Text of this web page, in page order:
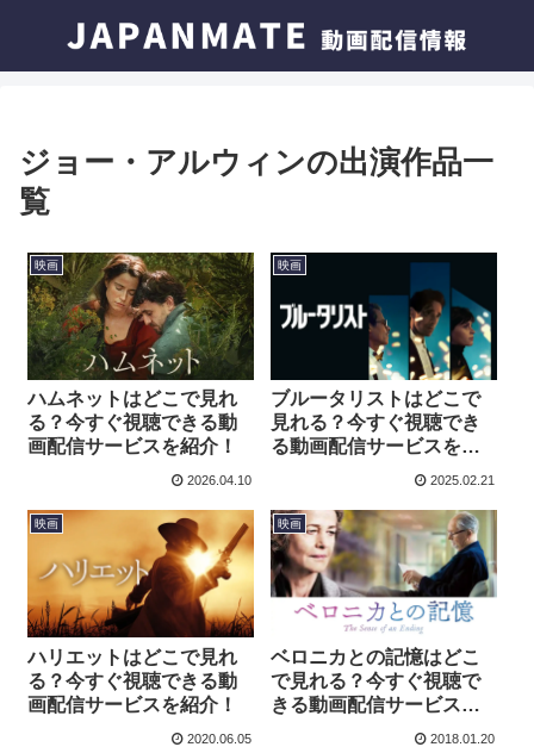
ジョー・アルウィンの出演作品一
覧
映画
ハムネットはどこで見れ
る？今すぐ視聴できる動
画配信サービスを紹介！
2026.04.10
映画
ブルータリストはどこで
見れる？今すぐ視聴でき
る動画配信サービスを紹
2025.02.21
映画
ハリエットはどこで見れ
る？今すぐ視聴できる動
画配信サービスを紹介！
2020.06.05
映画
ベロニカとの記憶はどこ
で見れる？今すぐ視聴で
きる動画配信サービスを
2018.01.20